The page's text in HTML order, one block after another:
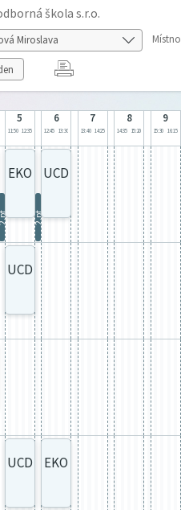
škola s.r.o.
5
11:50 12:35
6
12:45 13:30
7
13:40 14:25
8
14:35 15:20
9
15:30 16:15
EKO UCD
2.pt
UCD
UCD EKO